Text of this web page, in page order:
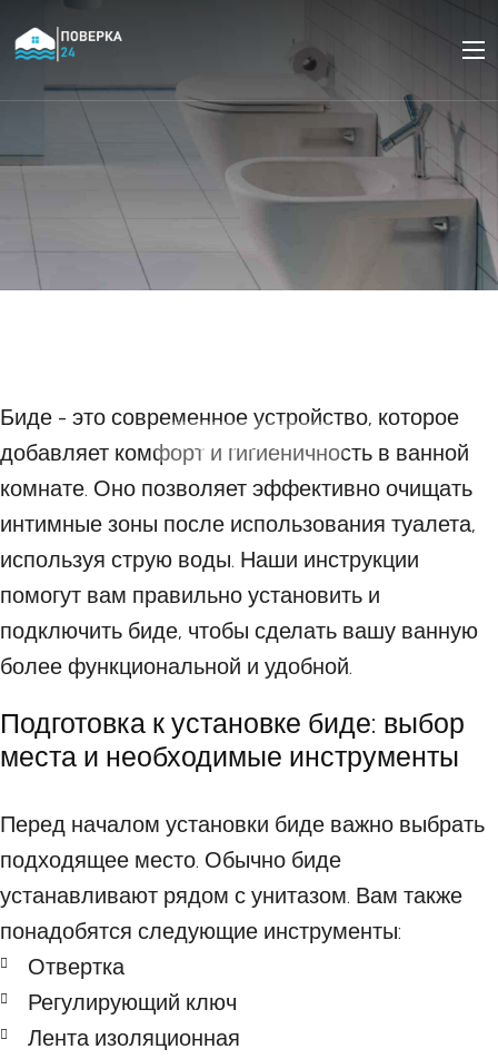
19 ОКТЯБРЯ 2023
Биде - это современное устройство, которое
добавляет комфорт и гигиеничность в ванной
комнате. Оно позволяет эффективно очищать
интимные зоны после использования туалета,
используя струю воды. Наши инструкции
помогут вам правильно установить и
подключить биде, чтобы сделать вашу ванную
более функциональной и удобной.
Подготовка к установке биде: выбор
места и необходимые инструменты
Перед началом установки биде важно выбрать
подходящее место. Обычно биде
устанавливают рядом с унитазом. Вам также
понадобятся следующие инструменты:
Отвертка
Регулирующий ключ
Лента изоляционная